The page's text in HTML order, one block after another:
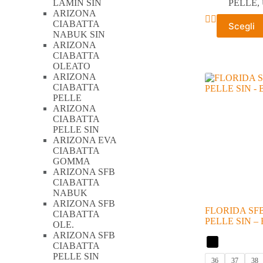
PELLE,
Scegli
Questo
prodotto
Le
opzioni
possono
FLORIDA
PELLE SIN –
36 37 38
LAMIN SIN
ARIZONA
CIABATTA
NABUK SIN
ARIZONA
CIABATTA
OLEATO
ARIZONA
CIABATTA
PELLE
ARIZONA
CIABATTA
PELLE SIN
ARIZONA EVA
CIABATTA
GOMMA
ARIZONA SFB
CIABATTA
NABUK
ARIZONA SFB
CIABATTA
OLE.
ARIZONA SFB
CIABATTA
PELLE SIN